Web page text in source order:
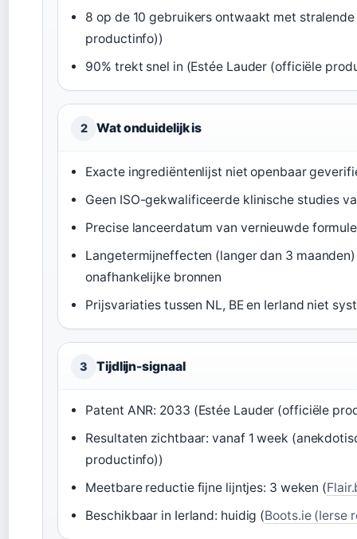
8 op de 10 gebruikers ontwaakt met
productinfo))
90% trekt snel in (Estée Lauder (officiële
2 Wat onduidelijk is
Exacte ingrediëntenlijst niet openbaar
Geen ISO-gekwalificeerde klinische studies
Precise lanceerdatum van vernieuwde
Langetermijneffecten (langer dan 3
onafhankelijke bronnen
Prijsvariaties tussen NL, BE en Ierland niet
3 Tijdlijn-signaal
Patent ANR: 2033 (Estée Lauder (officiële
Resultaten zichtbaar: vanaf 1 week
productinfo))
Meetbare reductie fijne lijntjes: 3 weken (
Beschikbaar in Ierland: huidig (Boots.ie (Ierse